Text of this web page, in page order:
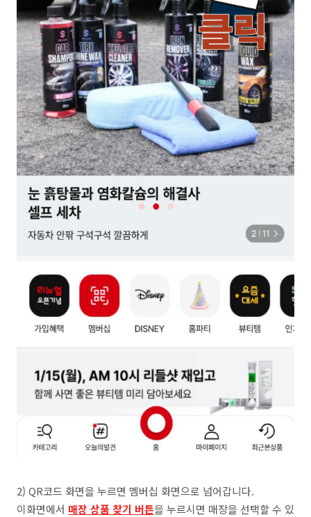
2) QR코드 화면을 누르면 멤버십 화면으로 넘어갑니다.
이화면에서 매장 상품 찾기 버튼을 누르시면 매장을 선택할 수 있